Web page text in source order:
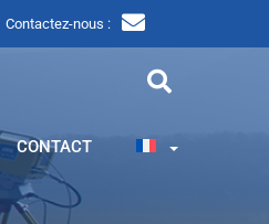
Contactez-nous :
CONTACT